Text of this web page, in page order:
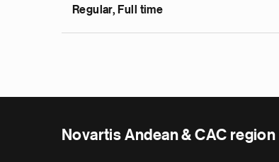
Regular, Full time
Novartis Andean & CAC region